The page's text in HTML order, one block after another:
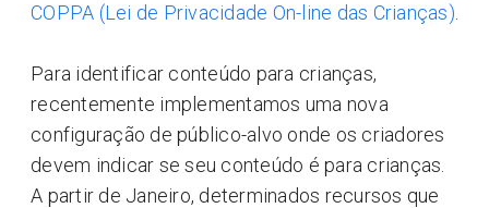
COPPA (Lei de Privacidade On-line das Crianças)
Para identificar conteúdo para crianças,
recentemente implementamos uma nova
configuração de público-alvo onde os criadores
devem indicar se seu conteúdo é para crianças.
A partir de Janeiro, determinados recursos que